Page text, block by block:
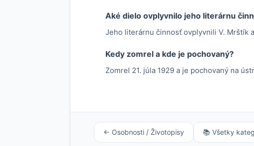
Aké dielo ovplyvnilo jeho literárnu
Jeho literárnu činnosť ovplyvnili V. Mrštík
Kedy zomrel a kde je pochovaný?
Zomrel 21. júla 1929 a je pochovaný na
← Osobnosti / Životopisy 📚 Všetky